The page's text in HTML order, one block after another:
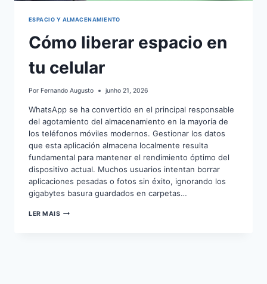
ESPACIO Y ALMACENAMIENTO
Cómo liberar espacio en
tu celular
Por Fernando Augusto junho 21, 2026
WhatsApp se ha convertido en el principal responsable
del agotamiento del almacenamiento en la mayoría de
los teléfonos móviles modernos. Gestionar los datos
que esta aplicación almacena localmente resulta
fundamental para mantener el rendimiento óptimo del
dispositivo actual. Muchos usuarios intentan borrar
aplicaciones pesadas o fotos sin éxito, ignorando los
gigabytes basura guardados en carpetas…
LER MAISCÓMO